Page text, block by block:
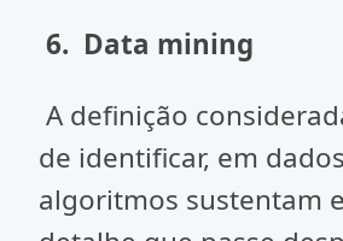
6. Data mining
A definição
de identificar, em
algoritmos sustentam